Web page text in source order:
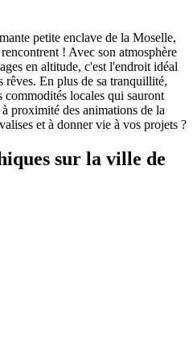
petite enclave de la Moselle,
! Avec son atmosphère
en altitude, c'est l'endroit idéal
rêves. En plus de sa tranquillité,
locales qui sauront
proximité des animations de la
et à donner vie à vos projets ?
sur la ville de